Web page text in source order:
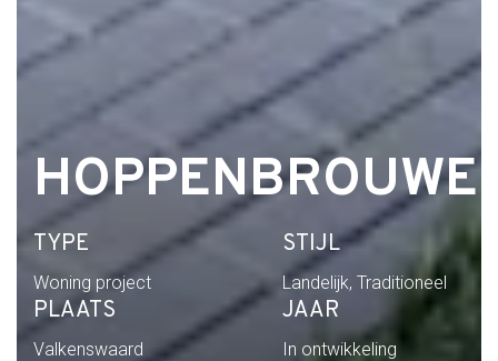
TYPE
Woning project
STIJL
Landelijk, Traditioneel
PLAATS
Valkenswaard
JAAR
In ontwikkeling